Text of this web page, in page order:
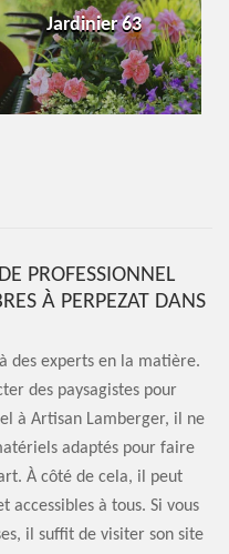
Jardinier 63
PROFESSIONNEL
À PERPEZAT DANS
des experts en la matière.
des paysagistes pour
à Artisan Lamberger, il ne
adaptés pour faire
À côté de cela, il peut
accessibles à tous. Si vous
il suffit de visiter son site